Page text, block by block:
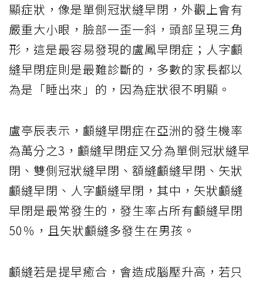
顯症狀，像是單側冠狀縫早閉，外觀上會有
嚴重大小眼，臉部一歪一斜，頭部呈現三角
形，這是最容易發現的盧鳳早閉症；人字顱
縫早閉症則是最難診斷的，多數的家長都以
為是「睡出來」的，因為症狀很不明顯。
盧亭辰表示，顱縫早閉症在亞洲的發生機率
為萬分之3，顱縫早閉症又分為單側冠狀縫早
閉、雙側冠狀縫早閉、額縫顱縫早閉、矢狀
顱縫早閉、人字顱縫早閉，其中，矢狀顱縫
早閉是最常發生的，發生率占所有顱縫早閉
50％，且矢狀顱縫多發生在男孩。
顱縫若是提早癒合，會造成腦壓升高，若只